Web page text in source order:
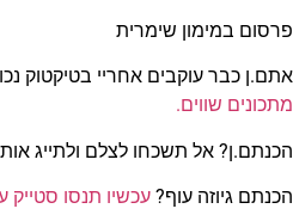
פרסום במימון שימרית
אתם.ן כבר עוקבים אחריי בטיקטוק
מתכונים שווים.
הכנתם.ן? אל תשכחו לצלם ולתייג
הכנתם גיוזה עוף? עכשיו תנסו סטייק